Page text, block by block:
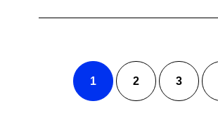
1 2 3